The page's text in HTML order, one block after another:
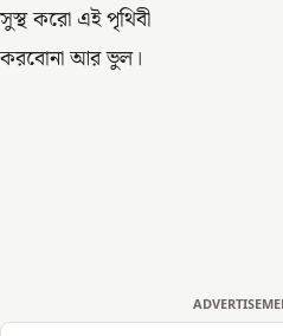
সুস্থ করো এই পৃথিবী
করবোনা আর ভুল।